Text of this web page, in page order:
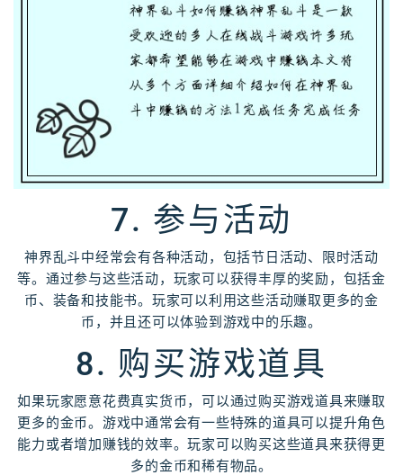
7. 参与活动
神界乱斗中经常会有各种活动，包括节日活动、限时活动
等。通过参与这些活动，玩家可以获得丰厚的奖励，包括金
币、装备和技能书。玩家可以利用这些活动赚取更多的金
币，并且还可以体验到游戏中的乐趣。
8. 购买游戏道具
如果玩家愿意花费真实货币，可以通过购买游戏道具来赚取
更多的金币。游戏中通常会有一些特殊的道具可以提升角色
能力或者增加赚钱的效率。玩家可以购买这些道具来获得更
多的金币和稀有物品。